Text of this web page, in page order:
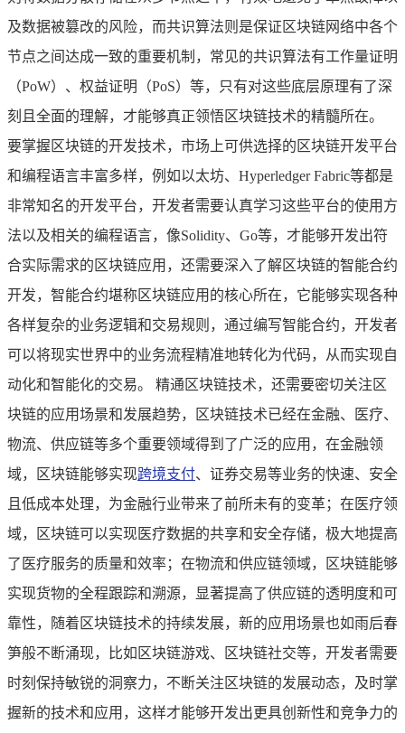
及数据被篡改的风险，而共识算法则是保证区块链网络中各个
节点之间达成一致的重要机制，常见的共识算法有工作量证明
（PoW）、权益证明（PoS）等，只有对这些底层原理有了深
刻且全面的理解，才能够真正领悟区块链技术的精髓所在。
要掌握区块链的开发技术，市场上可供选择的区块链开发平台
和编程语言丰富多样，例如以太坊、Hyperledger Fabric等都是
非常知名的开发平台，开发者需要认真学习这些平台的使用方
法以及相关的编程语言，像Solidity、Go等，才能够开发出符
合实际需求的区块链应用，还需要深入了解区块链的智能合约
开发，智能合约堪称区块链应用的核心所在，它能够实现各种
各样复杂的业务逻辑和交易规则，通过编写智能合约，开发者
可以将现实世界中的业务流程精准地转化为代码，从而实现自
动化和智能化的交易。 精通区块链技术，还需要密切关注区
块链的应用场景和发展趋势，区块链技术已经在金融、医疗、
物流、供应链等多个重要领域得到了广泛的应用，在金融领
域，区块链能够实现跨境支付、证券交易等业务的快速、安全
且低成本处理，为金融行业带来了前所未有的变革；在医疗领
域，区块链可以实现医疗数据的共享和安全存储，极大地提高
了医疗服务的质量和效率；在物流和供应链领域，区块链能够
实现货物的全程跟踪和溯源，显著提高了供应链的透明度和可
靠性，随着区块链技术的持续发展，新的应用场景也如雨后春
笋般不断涌现，比如区块链游戏、区块链社交等，开发者需要
时刻保持敏锐的洞察力，不断关注区块链的发展动态，及时掌
握新的技术和应用，这样才能够开发出更具创新性和竞争力的